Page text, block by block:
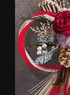
韓國 BDRA
課
生活花藝
媽咪拜轉載